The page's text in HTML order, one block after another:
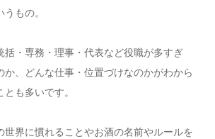
うもの。
括・専務・理事・代表など役職が多すぎ
か、どんな仕事・位置づけなのかがわから
も多いです。
世界に慣れることやお酒の名前やルールを